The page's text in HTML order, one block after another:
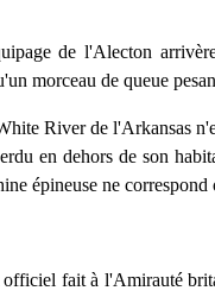
de l'Alecton
morceau de queue
River de l'Arkansas
en dehors de son
épineuse ne
fait à l'Amirauté